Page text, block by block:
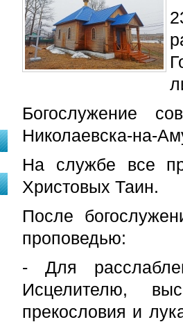
Богослужение
Николаевска-на-
На службе все
Христовых Таин.
После
проповедью:
- Для
Исцелителю,
прекословия и